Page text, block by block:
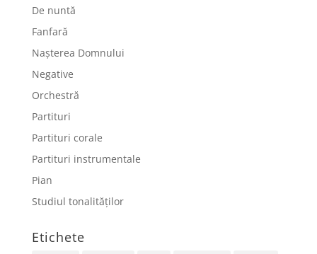
De nuntă
Fanfară
Nașterea Domnului
Negative
Orchestră
Partituri
Partituri corale
Partituri instrumentale
Pian
Studiul tonalităților
Etichete